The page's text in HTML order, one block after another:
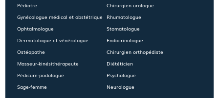
Pédiatre
Gynécologue médical et obstétrique
Ophtalmologue
Dermatologue et vénérologue
Ostéopathe
Masseur-kinésithérapeute
Pédicure-podologue
Sage-femme
Chirurgien urologue
Rhumatologue
Stomatologue
Endocrinologue
Chirurgien orthopédiste
Diététicien
Psychologue
Neurologue